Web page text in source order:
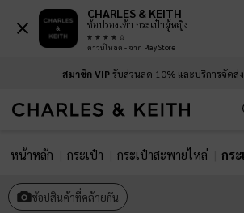
สมาชิก VIPรับส่วนลด 10% และบริการจัดส่
หน้าหลัก กระเป๋า กระเป๋าสะพายไหล่
ช้อปสินค้าที่คล้ายกัน
CHARLES & KEITH
ช้อปรองเท้า กระเป๋าผู้หญิง
ดาวน์โหลด - จาก Play Store